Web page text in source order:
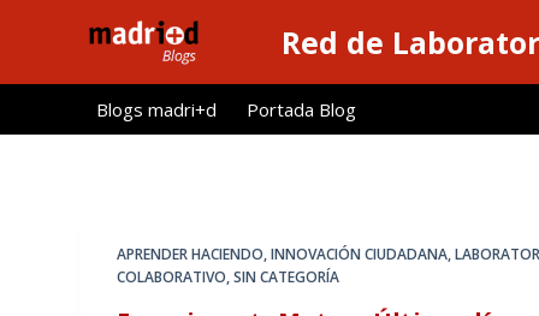
l
Red de
Blogs madri+d Portada Blog
APRENDER HACIENDO,INNOVACIÓN CIUDADANA,
COLABORATIVO,SIN CATEGORÍA